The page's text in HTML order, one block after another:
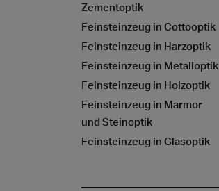
Zementoptik
Feinsteinzeug in Cottooptik
Feinsteinzeug in Harzoptik
Feinsteinzeug in Metalloptik
Feinsteinzeug in Holzoptik
Feinsteinzeug in Marmor
und Steinoptik
Feinsteinzeug in Glasoptik